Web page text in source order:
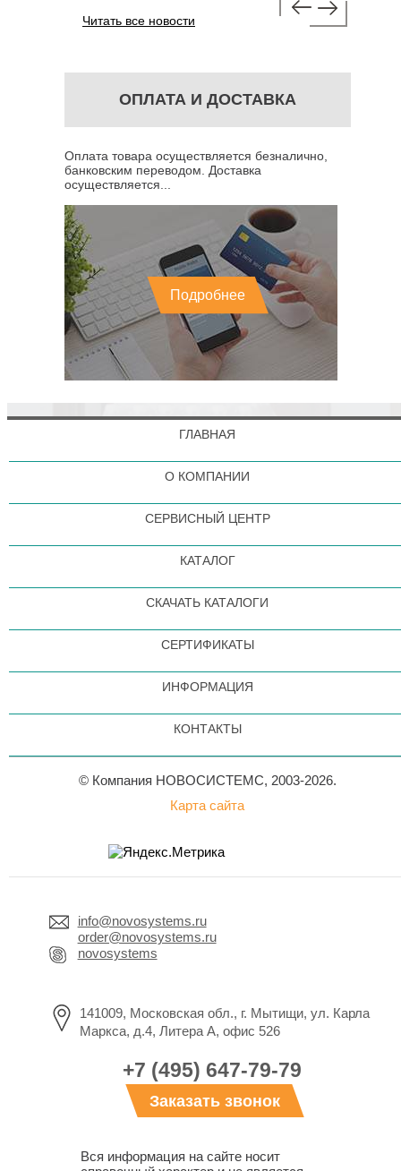
Читать все новости
ОПЛАТА И ДОСТАВКА
Оплата товара осуществляется безналично,
банковским переводом. Доставка
осуществляется...
Подробнее
ГЛАВНАЯ
О КОМПАНИИ
СЕРВИСНЫЙ ЦЕНТР
КАТАЛОГ
СКАЧАТЬ КАТАЛОГИ
СЕРТИФИКАТЫ
ИНФОРМАЦИЯ
КОНТАКТЫ
© Компания НОВОСИСТЕМС, 2003-2026.
Карта сайта
info@novosystems.ru
order@novosystems.ru
novosystems
141009, Московская обл., г. Мытищи, ул. Карла
Маркса, д.4, Литера А, офис 526
+7 (495) 647-79-79
Заказать звонок
Вся информация на сайте носит